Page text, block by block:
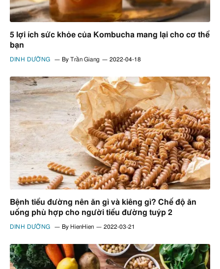
5 lợi ích sức khỏe của Kombucha mang lại cho cơ thể
bạn
DINH DƯỠNG By Trần Giang 2022-04-18
Bệnh tiểu đường nên ăn gì và kiêng gì? Chế độ ăn
uống phù hợp cho người tiểu đường tuýp 2
DINH DƯỠNG By HienHien 2022-03-21